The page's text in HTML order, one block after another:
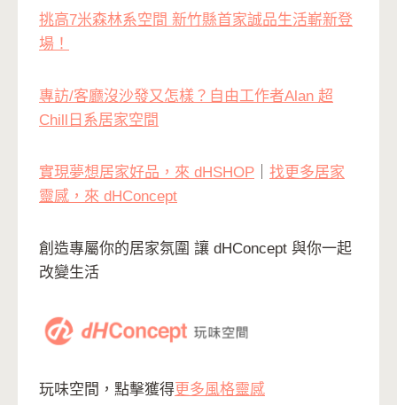
挑高7米森林系空間 新竹縣首家誠品生活嶄新登
場！
專訪/客廳沒沙發又怎樣？自由工作者Alan 超
Chill日系居家空間
實現夢想居家好品，來 dHSHOP
找更多居家
靈感，來 dHConcept
創造專屬你的居家氛圍 讓 dHConcept 與你一起
改變生活
玩味空間，點擊獲得更多風格靈感